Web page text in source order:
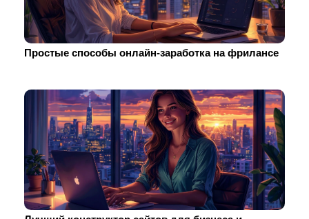
Простые способы онлайн-заработка на фрилансе